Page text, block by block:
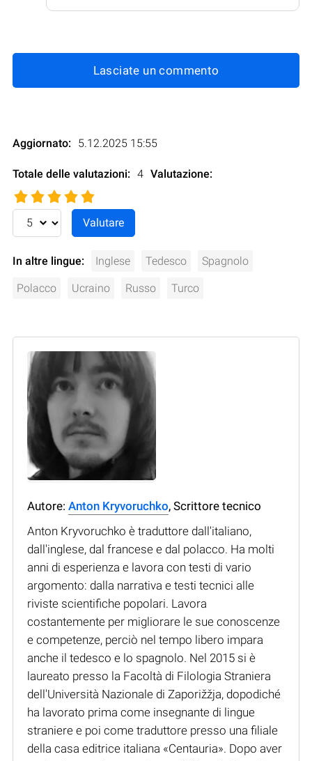
Lasciate un commento
Aggiornato: 5.12.2025 15:55
Totale delle valutazioni: 4 Valutazione:
In altre lingue: Inglese Tedesco Spagnolo
Polacco Ucraino Russo Turco
Autore: Anton Kryvoruchko, Scrittore tecnico
Anton Kryvoruchko è traduttore dall'italiano,
dall'inglese, dal francese e dal polacco. Ha molti
anni di esperienza e lavora con testi di vario
argomento: dalla narrativa e testi tecnici alle
riviste scientifiche popolari. Lavora
costantemente per migliorare le sue conoscenze
e competenze, perciò nel tempo libero impara
anche il tedesco e lo spagnolo. Nel 2015 si è
laureato presso la Facoltà di Filologia Straniera
dell'Università Nazionale di Zaporižžja, dopodiché
ha lavorato prima come insegnante di lingue
straniere e poi come traduttore presso una filiale
della casa editrice italiana «Centauria». Dopo aver